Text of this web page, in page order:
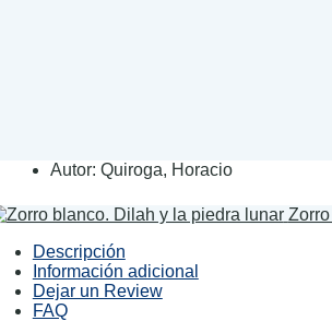
Autor: Quiroga, Horacio
Descripción
Información adicional
Dejar un Review
FAQ